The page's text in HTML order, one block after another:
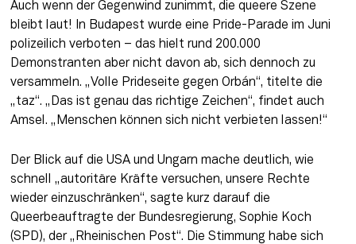
Auch wenn der Gegenwind zunimmt, die queere Szene
bleibt laut! In Budapest wurde eine Pride-Parade im Juni
polizeilich verboten – das hielt rund 200.000
Demonstranten aber nicht davon ab, sich dennoch zu
versammeln. „Volle Prideseite gegen Orbán“, titelte die
„taz“. „Das ist genau das richtige Zeichen“, findet auch
Amsel. „Menschen können sich nicht verbieten lassen!“
Der Blick auf die USA und Ungarn mache deutlich, wie
schnell „autoritäre Kräfte versuchen, unsere Rechte
wieder einzuschränken“, sagte kurz darauf die
Queerbeauftragte der Bundesregierung, Sophie Koch
(SPD), der „Rheinischen Post“. Die Stimmung habe sich